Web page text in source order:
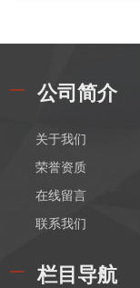
公司简介
关于我们
荣誉资质
在线留言
联系我们
栏目导航